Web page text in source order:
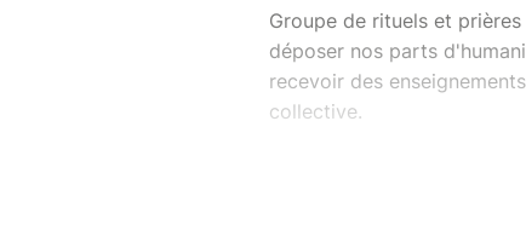
Groupe de rituels et
déposer nos parts
recevoir des
collective.